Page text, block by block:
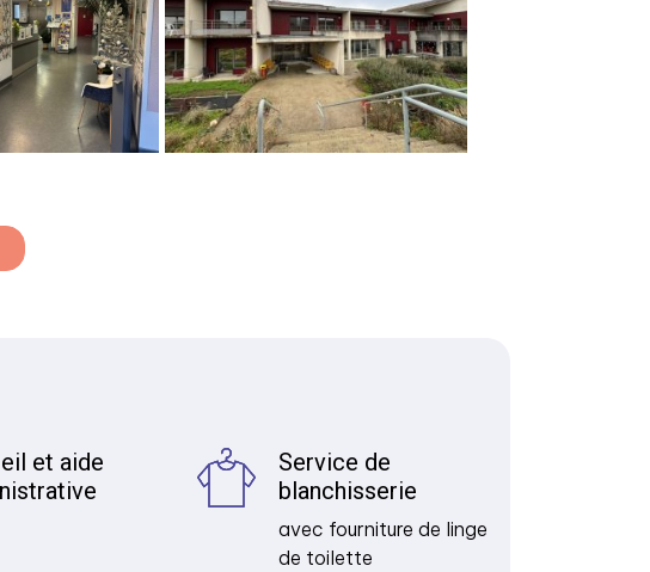
et aide
Service de
blanchisserie
avec fourniture de linge
de toilette